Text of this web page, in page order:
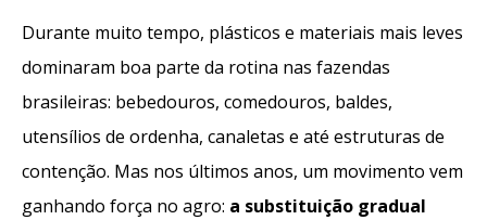
Durante muito tempo, plásticos e materiais mais leves
dominaram boa parte da rotina nas fazendas
brasileiras: bebedouros, comedouros, baldes,
utensílios de ordenha, canaletas e até estruturas de
contenção. Mas nos últimos anos, um movimento vem
ganhando força no agro: a substituição gradual